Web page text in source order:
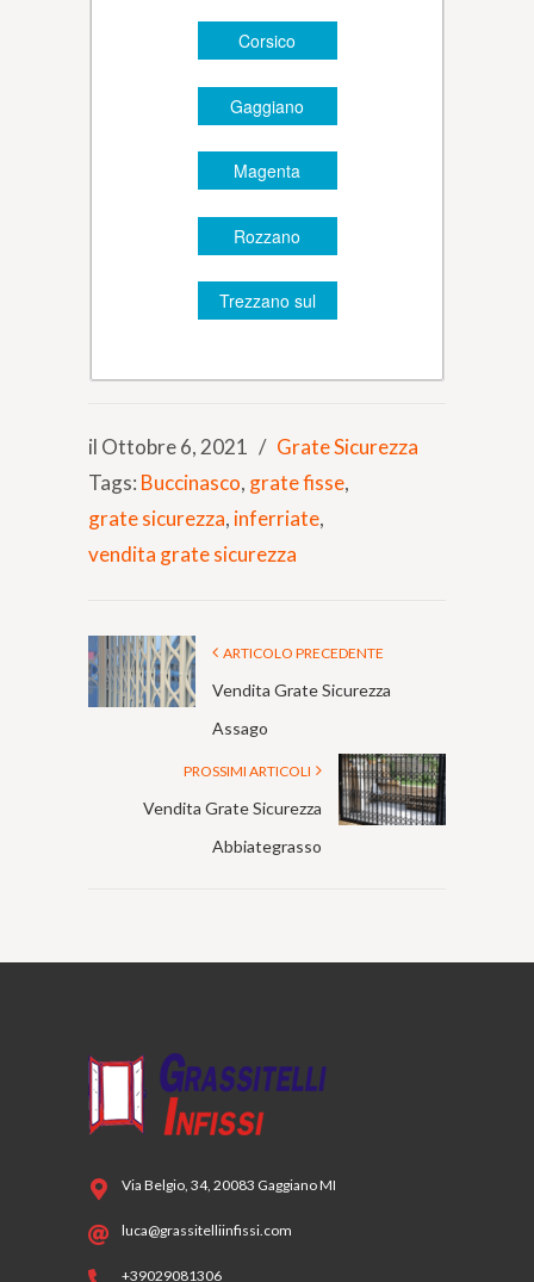
Corsico
Gaggiano
Magenta
Rozzano
Trezzano sul
il Ottobre 6, 2021 / Grate Sicurezza
Tags: Buccinasco, grate fisse,
grate sicurezza, inferriate,
vendita grate sicurezza
ARTICOLO PRECEDENTE
Vendita Grate Sicurezza
Assago
PROSSIMI ARTICOLI
Vendita Grate Sicurezza
Abbiategrasso
Via Belgio, 34, 20083 Gaggiano MI
luca@grassitelliinfissi.com
+39029081306